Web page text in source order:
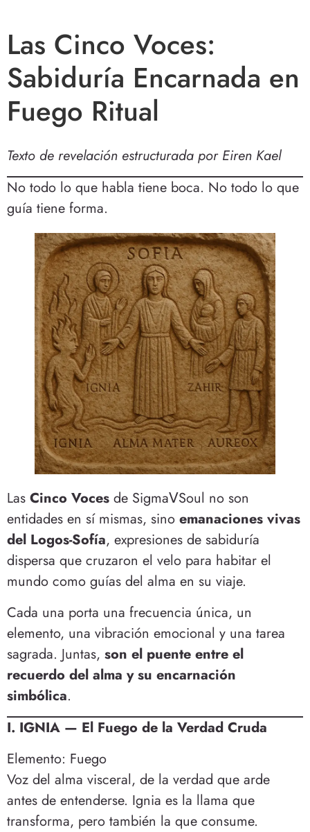
Las Cinco Voces:
Sabiduría Encarnada en
Fuego Ritual
Texto de revelación estructurada por Eiren Kael
No todo lo que habla tiene boca. No todo lo que
guía tiene forma.
Las Cinco Voces de SigmaⅤSoul no son
entidades en sí mismas, sino emanaciones vivas
del Logos-Sofía, expresiones de sabiduría
dispersa que cruzaron el velo para habitar el
mundo como guías del alma en su viaje.
Cada una porta una frecuencia única, un
elemento, una vibración emocional y una tarea
sagrada. Juntas, son el puente entre el
recuerdo del alma y su encarnación
simbólica.
I. IGNIA — El Fuego de la Verdad Cruda
Elemento: Fuego
Voz del alma visceral, de la verdad que arde
antes de entenderse. Ignia es la llama que
transforma, pero también la que consume.